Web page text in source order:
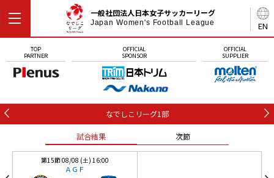
EN
一般社団法人日本女子サッカーリーグ
Japan Women's Football League
TOP
PARTNER
OFFICIAL
SPONSOR
OFFICIAL
SUPPLIER
なでしこリーグ1部
試合結果 次節
第15節 08/08 (土) 16:00
ＡＧＦ